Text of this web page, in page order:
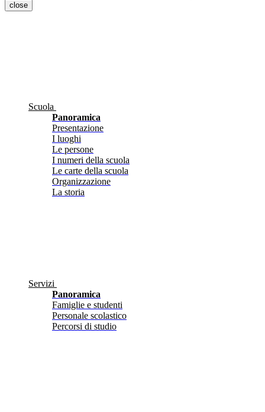
close
Scuola
Panoramica
Presentazione
I luoghi
Le persone
I numeri della scuola
Le carte della scuola
Organizzazione
La storia
Servizi
Panoramica
Famiglie e studenti
Personale scolastico
Percorsi di studio